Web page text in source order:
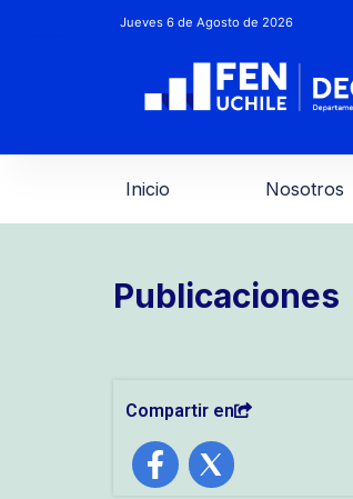
Jueves 6 de Agosto de 2026
Inicio Nosotros
Publicaciones
Compartir en